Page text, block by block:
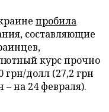
пробила
составляющие
курс прочно
грн/долл (27,2 грн
– на 24 февраля).